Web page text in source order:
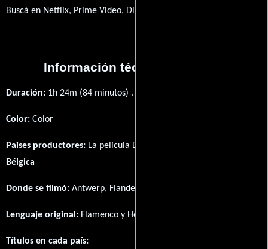
Buscá en Netflix, Prime Video, Disney+
Información técnica y general
Duración: 1h 24m (84 minutos) .
Color: Color
Paises productores: La película Dennis van Rita fué producida en
Bélgica
Donde se filmó: Antwerp, Flanders, Belgium.
Lenguaje original: Flamenco y Holandés
Títulos en cada país: